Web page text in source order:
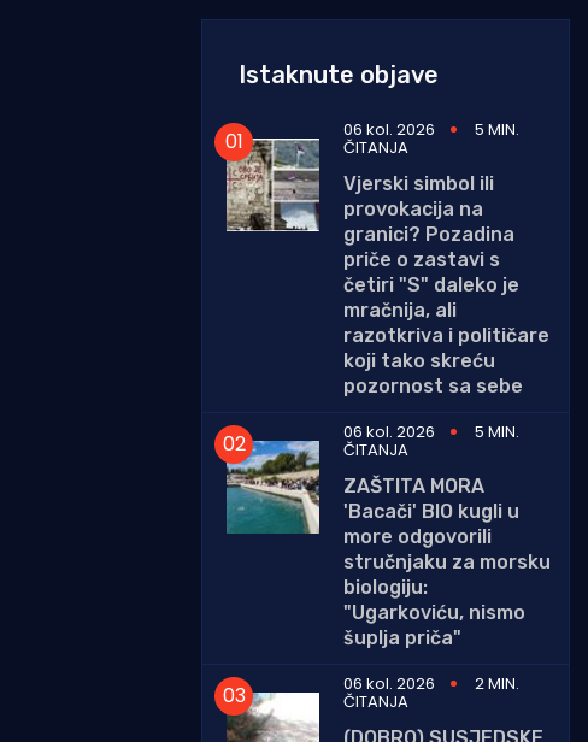
Istaknute objave
06 kol. 2026 5 MIN.
ČITANJA
Vjerski simbol ili
provokacija na
granici? Pozadina
priče o zastavi s
četiri "S" daleko je
mračnija, ali
razotkriva i političare
koji tako skreću
pozornost sa sebe
06 kol. 2026
5 MIN.
ČITANJA
ZAŠTITA MORA
'Bacači' BIO kugli u
more odgovorili
stručnjaku za morsku
biologiju:
"Ugarkoviću, nismo
šuplja priča"
06 kol. 2026
2 MIN.
ČITANJA
(DOBRO) SUSJEDSKE